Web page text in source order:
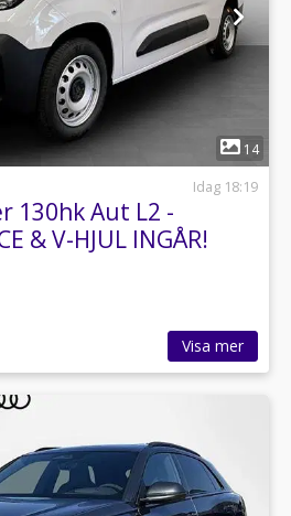
14
Idag 18:19
130hk Aut L2 -
& V-HJUL INGÅR!
Visa mer